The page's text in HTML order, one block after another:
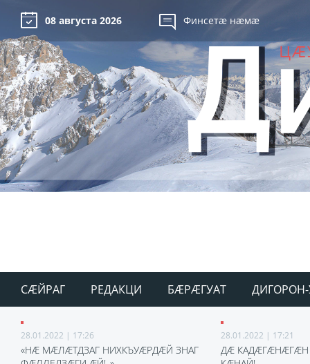
08 августа 2026 Финсетæ нæмæ
СÆЙРАГ РЕДАКЦИ БÆРÆГУАТ ДИГОРОН-
28.01.2022 | 17:26
«НӔ МӔЛӔТДЗАГ НИХКЪУӔРДӔЙ ЗНАГ
28.01.2022 | 17:21
ДӔ